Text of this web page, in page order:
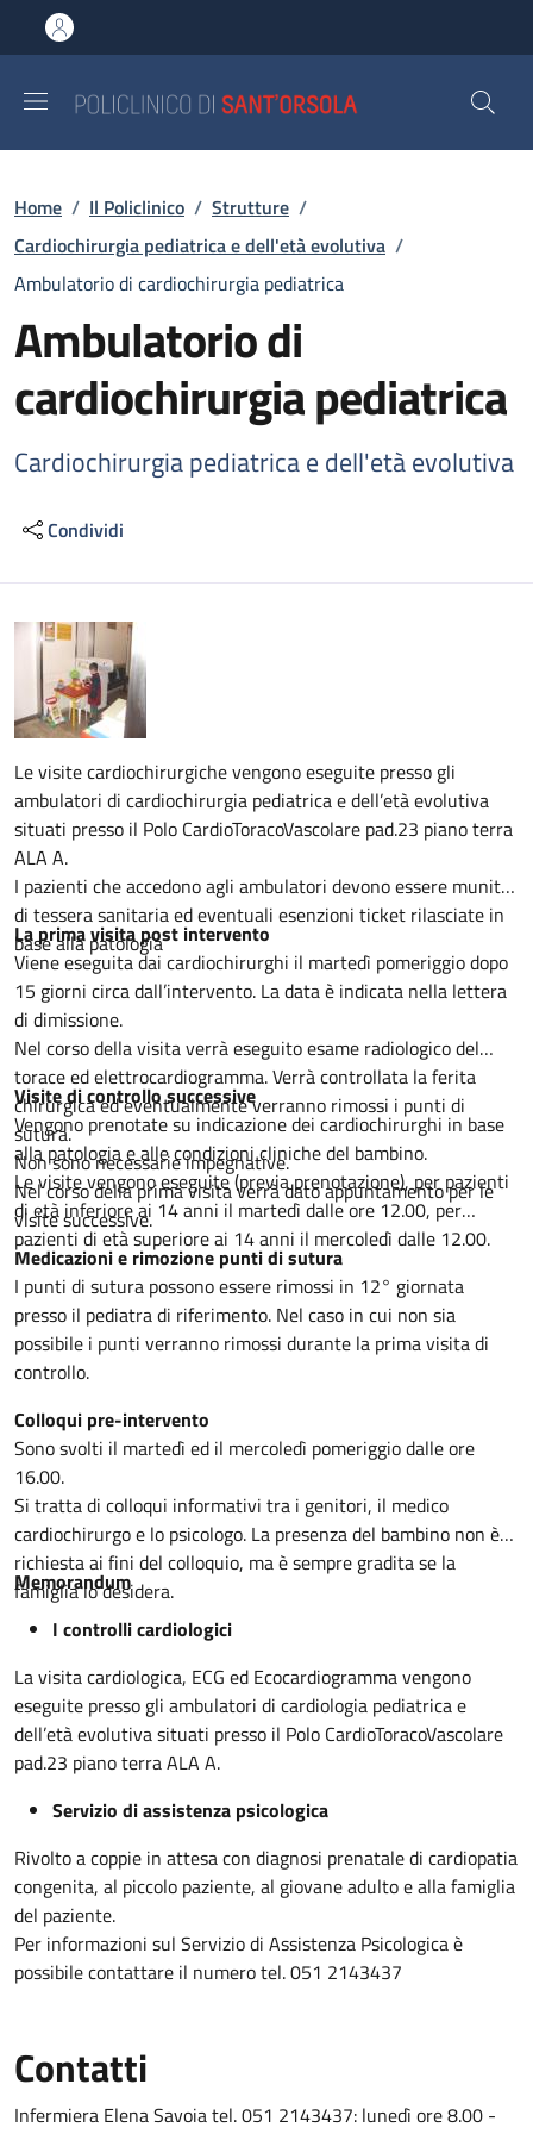
al contenuto principale
to footer content
Briciole di pane
Home / Il Policlinico / Strutture /
Cardiochirurgia pediatrica e dell'età evolutiva /
Ambulatorio di cardiochirurgia pediatrica
Ambulatorio di
cardiochirurgia pediatrica
Cardiochirurgia pediatrica e dell'età evolutiva
Condividi
Descrizione
Le visite cardiochirurgiche vengono eseguite presso gli
ambulatori di cardiochirurgia pediatrica e dell’età evolutiva
situati presso il Polo CardioToracoVascolare pad.23 piano terra
ALA A.
I pazienti che accedono agli ambulatori devono essere muniti
di tessera sanitaria ed eventuali esenzioni ticket rilasciate in
base alla patologia
La prima visita post intervento
Viene eseguita dai cardiochirurghi il martedì pomeriggio dopo
15 giorni circa dall’intervento. La data è indicata nella lettera
di dimissione.
Nel corso della visita verrà eseguito esame radiologico del
torace ed elettrocardiogramma. Verrà controllata la ferita
chirurgica ed eventualmente verranno rimossi i punti di
sutura.
Non sono necessarie impegnative.
Nel corso della prima visita verrà dato appuntamento per le
visite successive.
Visite di controllo successive
Vengono prenotate su indicazione dei cardiochirurghi in base
alla patologia e alle condizioni cliniche del bambino.
Le visite vengono eseguite (previa prenotazione), per pazienti
di età inferiore ai 14 anni il martedì dalle ore 12.00, per
pazienti di età superiore ai 14 anni il mercoledì dalle 12.00.
Medicazioni e rimozione punti di sutura
I punti di sutura possono essere rimossi in 12° giornata
presso il pediatra di riferimento. Nel caso in cui non sia
possibile i punti verranno rimossi durante la prima visita di
controllo.
Colloqui pre-intervento
Sono svolti il martedì ed il mercoledì pomeriggio dalle ore
16.00.
Si tratta di colloqui informativi tra i genitori, il medico
cardiochirurgo e lo psicologo. La presenza del bambino non è
richiesta ai fini del colloquio, ma è sempre gradita se la
famiglia lo desidera.
Memorandum
I controlli cardiologici
La visita cardiologica, ECG ed Ecocardiogramma vengono
eseguite presso gli ambulatori di cardiologia pediatrica e
dell’età evolutiva situati presso il Polo CardioToracoVascolare
pad.23 piano terra ALA A.
Servizio di assistenza psicologica
Rivolto a coppie in attesa con diagnosi prenatale di cardiopatia
congenita, al piccolo paziente, al giovane adulto e alla famiglia
del paziente.
Per informazioni sul Servizio di Assistenza Psicologica è
possibile contattare il numero tel. 051 2143437
Contatti
Infermiera Elena Savoia tel. 051 2143437: lunedì ore 8.00 -